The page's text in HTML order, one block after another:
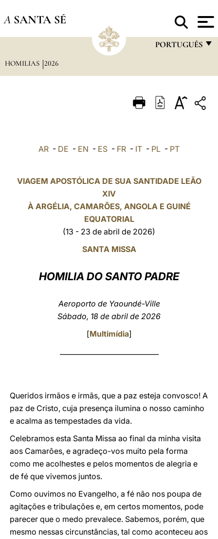
A SANTA SÉ
PORTUGUÊS
ITALIANO
POLSKI
HOMILIAS 2026
AR - DE - EN - ES - FR - IT - PL - PT
VIAGEM APOSTÓLICA DE SUA SANTIDADE LEÃO
XIV
À ARGÉLIA, CAMARÕES, ANGOLA E GUINÉ
EQUATORIAL
(13 - 23 de abril de 2026)
SANTA MISSA
HOMILIA DO SANTO PADRE
Aeroporto de Yaoundé-Ville
Sábado, 18 de abril de 2026
[Multimídia]
Queridos irmãos e irmãs, que a paz esteja convosco! A
paz de Cristo, cuja presença ilumina o nosso caminho
e acalma as tempestades da vida.
Celebramos esta Santa Missa ao final da minha visita
aos Camarões, e agradeço-vos muito pela forma
como me acolhestes e pelos momentos de alegria e
de fé que vivemos juntos.
Como ouvimos no Evangelho, a fé não nos poupa de
agitações e tribulações e, em certos momentos, pode
parecer que o medo prevalece. Sabemos, porém, que
mesmo nessas circunstâncias, tal como aconteceu aos